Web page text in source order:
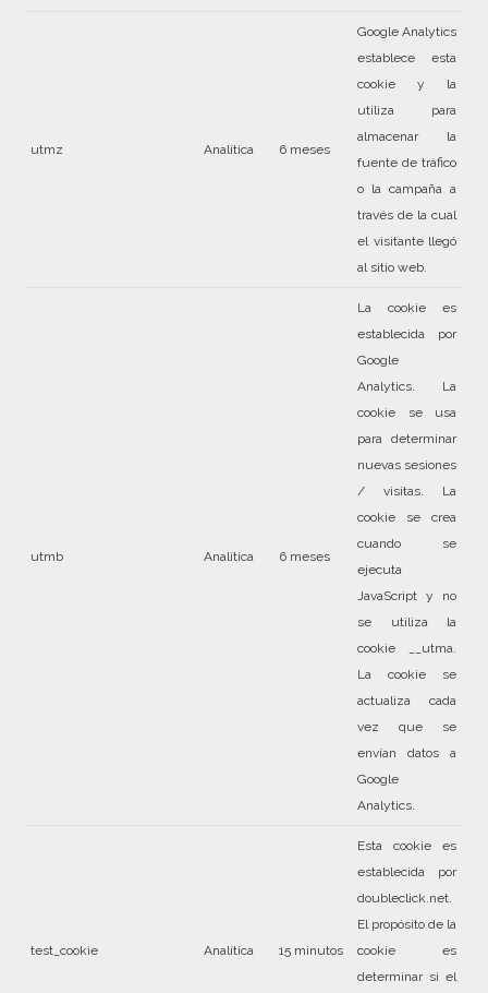
utmz Analítica 6 meses
Google Analytics
establece esta
cookie y la
utiliza para
almacenar la
fuente de tráfico
o la campaña a
través de la cual
el visitante llegó
al sitio web.
utmb Analítica 6 meses
La cookie es
establecida por
Google
Analytics. La
cookie se usa
para determinar
nuevas sesiones
/ visitas. La
cookie se crea
cuando se
ejecuta
JavaScript y no
se utiliza la
cookie __utma.
La cookie se
actualiza cada
vez que se
envían datos a
Google
Analytics.
test_cookie Analítica 15 minutos
Esta cookie es
establecida por
doubleclick.net.
El propósito de la
cookie es
determinar si el